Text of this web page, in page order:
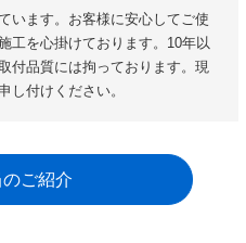
います。お客様に安心してご使
工を心掛けております。10年以
付品質には拘っております。現
し付けください。
ご紹介